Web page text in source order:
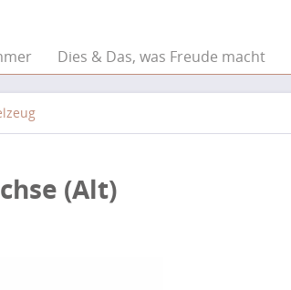
Dies & Das, was Freude macht
(Alt)